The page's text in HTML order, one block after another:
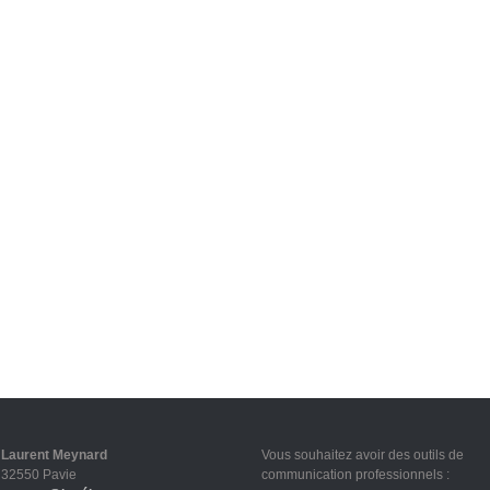
Laurent Meynard
32550 Pavie
Vous souhaitez avoir des outils de
communication professionnels :